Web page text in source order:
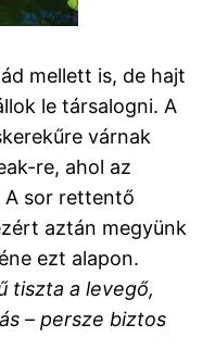
mellett is, de hajt
le társalogni. A
várnak
re, ahol az
A sor rettentő
aztán megyünk
ezt alapon.
tiszta a levegő,
– persze biztos